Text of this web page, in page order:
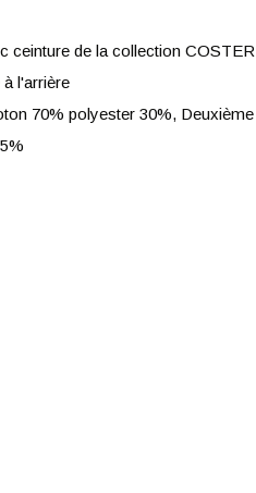
ceinture de la collection COSTER
l'arrière
70% polyester 30%,